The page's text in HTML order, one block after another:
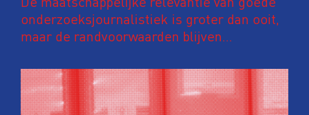
onderzoeksjournalistiek is groter dan ooit,
maar de randvoorwaarden blijven
Conferentie duiken we in De
ongemakkelijke werkelijkheid: een eerlijke
en urgente blik op de staat van ons vak.